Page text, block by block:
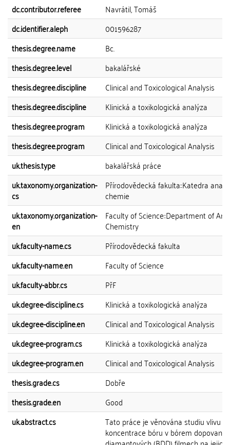
dc.contributor.referee
Navrátil, Tomáš
dc.identifier.aleph
001596287
thesis.degree.name
Bc.
thesis.degree.level
bakalářské
thesis.degree.discipline
Clinical and Toxicological Analysis
thesis.degree.discipline
Klinická a toxikologická analýza
thesis.degree.program
Klinická a toxikologická analýza
thesis.degree.program
Clinical and Toxicological Analysis
uk.thesis.type
bakalářská práce
uk.taxonomy.organization-
cs
Přírodovědecká fakulta::Katedra
chemie
uk.taxonomy.organization-
en
Faculty of Science::Department of
Chemistry
uk.faculty-name.cs
Přírodovědecká fakulta
uk.faculty-name.en
Faculty of Science
uk.faculty-abbr.cs
PřF
uk.degree-discipline.cs
Klinická a toxikologická analýza
uk.degree-discipline.en
Clinical and Toxicological Analysis
uk.degree-program.cs
Klinická a toxikologická analýza
uk.degree-program.en
Clinical and Toxicological Analysis
thesis.grade.cs
Dobře
thesis.grade.en
Good
uk.abstract.cs
Tato práce je věnována studiu vlivu
koncentrace bóru v bórem